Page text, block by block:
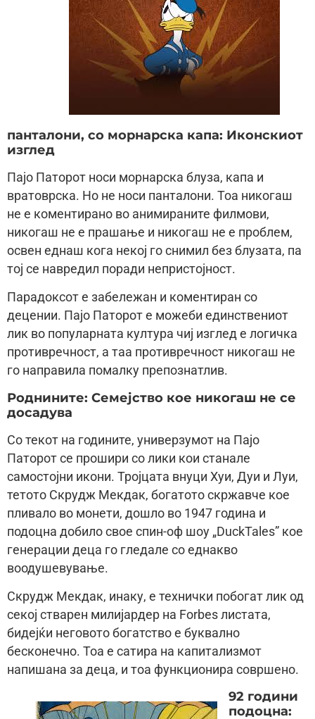
панталони, со морнарска капа: Иконскиот
изглед
Пајо Паторот носи морнарска блуза, капа и
вратоврска. Но не носи панталони. Тоа никогаш
не е коментирано во анимираните филмови,
никогаш не е прашање и никогаш не е проблем,
освен еднаш кога некој го снимил без блузата, па
тој се навредил поради непристојност.
Парадоксот е забележан и коментиран со
децении. Пајо Паторот е можеби единствениот
лик во популарната култура чиј изглед е логичка
противречност, а таа противречност никогаш не
го направила помалку препознатлив.
Роднините: Семејство кое никогаш не се
досадува
Со текот на годините, универзумот на Пајо
Паторот се прошири со лики кои станале
самостојни икони. Тројцата внуци Хуи, Дуи и Луи,
тетото Скрудж Мекдак, богатото скржавче кое
пливало во монети, дошло во 1947 година и
подоцна добило свое спин-оф шоу „DuckTales” кое
генерации деца го гледале со еднакво
воодушевување.
Скрудж Мекдак, инаку, е технички побогат лик од
секој стварен милијардер на Forbes листата,
бидејќи неговото богатство е буквално
бесконечно. Тоа е сатира на капитализмот
напишана за деца, и тоа функционира совршено.
92 години
подоцна: